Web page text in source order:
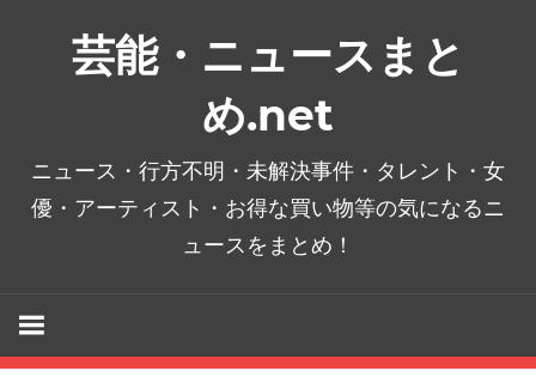
芸能・ニュースまと
め.net
ニュース・行方不明・未解決事件・タレント・女
優・アーティスト・お得な買い物等の気になるニ
ュースをまとめ！